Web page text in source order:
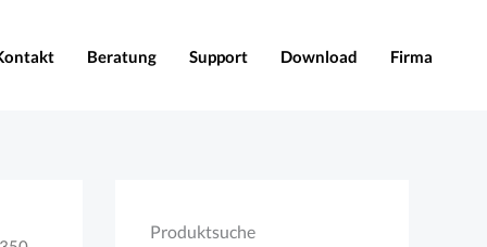
Beratung Support Download Firma
Produktsuche